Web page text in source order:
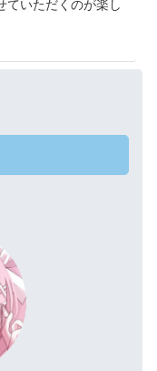
ていただくのが楽し